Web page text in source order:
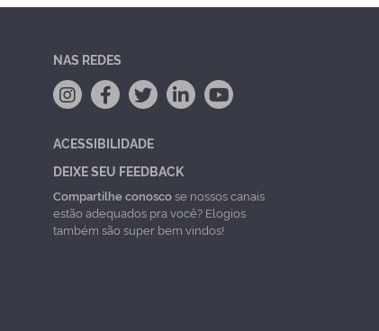
NAS REDES
ACESSIBILIDADE
DEIXE SEU FEEDBACK
Compartilhe conoscose nossos canais
estão adequados pra você? Elogios
também são super bem vindos!